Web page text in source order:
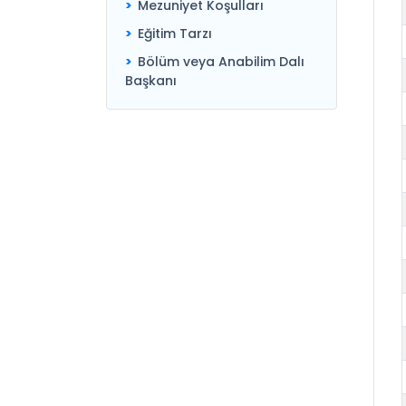
Mezuniyet Koşulları
Eğitim Tarzı
Bölüm veya Anabilim Dalı
Başkanı